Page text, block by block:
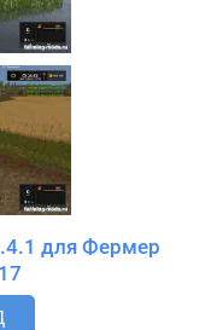
для Фермер
2017